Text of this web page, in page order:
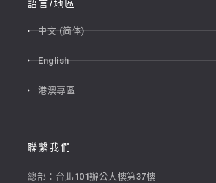
語言/地區
中文 (简体)
English
港澳專區
聯繫我們
總部：台北101辦公大樓第37樓